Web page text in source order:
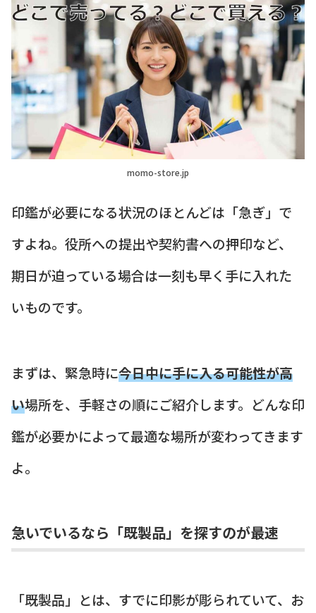
momo-store.jp
印鑑が必要になる状況のほとんどは「急ぎ」で
すよね。役所への提出や契約書への押印など、
期日が迫っている場合は一刻も早く手に入れた
いものです。
まずは、緊急時に今日中に手に入る可能性が高
い場所を、手軽さの順にご紹介します。どんな印
鑑が必要かによって最適な場所が変わってきます
よ。
急いでいるなら「既製品」を探すのが最速
「既製品」とは、すでに印影が彫られていて、お